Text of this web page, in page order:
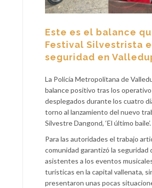
Este es el balance
Festival Silvestrista
seguridad en
La Policía Metropolitana de
balance positivo tras los
desplegados durante los cuatro
torno al lanzamiento del nuevo
Silvestre Dangond, ‘El último baile’.
Para las autoridades el trabajo
comunidad garantizó la seguridad
asistentes a los eventos
turísticas en la capital vallenata,
presentaron unas pocas